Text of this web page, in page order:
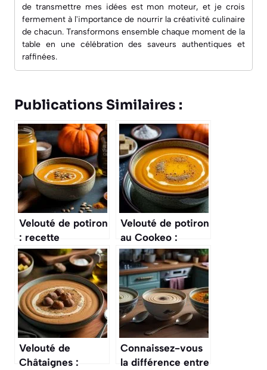
de transmettre mes idées est mon moteur, et je crois
fermement à l'importance de nourrir la créativité culinaire
de chacun. Transformons ensemble chaque moment de la
table en une célébration des saveurs authentiques et
raffinées.
Publications Similaires :
Velouté de potiron
: recette
automnale
savoureuse
Velouté de potiron
au Cookeo :
recette facile et
rapide
Velouté de
Châtaignes :
Connaissez-vous
la différence entre